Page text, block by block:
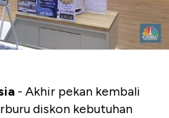
- Akhir pekan kembali
diskon kebutuhan